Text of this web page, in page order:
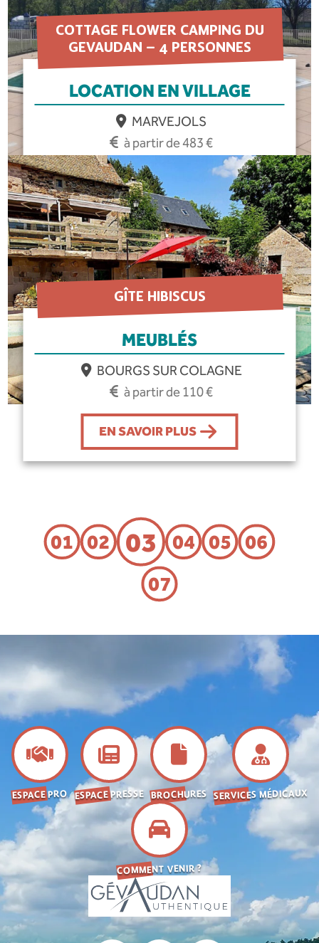
COTTAGE FLOWER CAMPING DU
GEVAUDAN – 4 PERSONNES
LOCATION EN VILLAGE
MARVEJOLS
à partir de 483 €
EN SAVOIR PLUS
GÎTE HIBISCUS
MEUBLÉS
BOURGS SUR COLAGNE
à partir de 110 €
EN SAVOIR PLUS
01 02 03 04 05
06
07
ESPACE PRO ESPACE PRESSE BROCHURES SERVICES MÉDICAUX
COMMENT VENIR ?